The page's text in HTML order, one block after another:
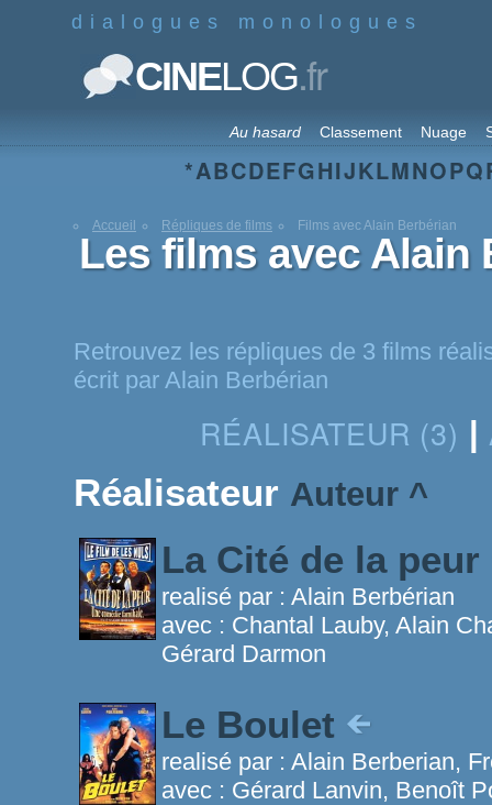
dialogues monologues
CINELOG.fr
Au hasard Classement Nuage
*ABCDEFGHIJKLMNOPQ
Accueil Répliques de films Films avec Alain Berbérian
Les films avec Alain
Retrouvez les répliques de 3 films
écrit par Alain Berbérian
RÉALISATEUR (3)
Réalisateur Auteur ^
La Cité de la peur
realisé par : Alain Berbérian
avec : Chantal Lauby, Alain
Gérard Darmon
Le Boulet
realisé par : Alain Berberian,
avec : Gérard Lanvin, Benoît